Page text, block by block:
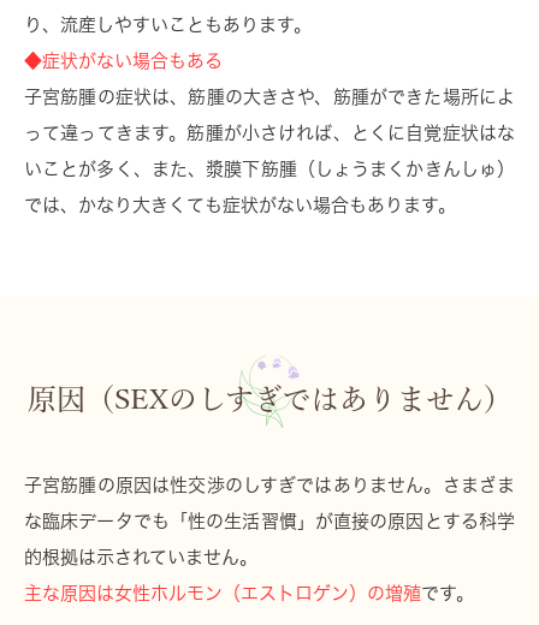
り、流産しやすいこともあります。
◆症状がない場合もある
子宮筋腫の症状は、筋腫の大きさや、筋腫ができた場所によ
って違ってきます。筋腫が小さければ、とくに自覚症状はな
いことが多く、また、漿膜下筋腫（しょうまくかきんしゅ）
では、かなり大きくても症状がない場合もあります。
原因（SEXのしすぎではありません）
子宮筋腫の原因は性交渉のしすぎではありません。さまざま
な臨床データでも「性の生活習慣」が直接の原因とする科学
的根拠は示されていません。
主な原因は女性ホルモン（エストロゲン）の増殖です。